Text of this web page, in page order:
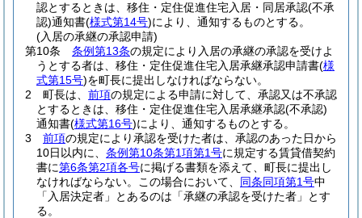
認とするときは、移住・定住促進住宅入居・同居承認(不承
認)通知書(様式第14号)により、通知するものとする。
(入居の承継の承認申請)
第10条
条例第13条の規定により入居の承継の承認を受けよ
うとする者は、移住・定住促進住宅入居承継承認申請書(様
式第15号)を町長に提出しなければならない。
2
町長は、 前項の規定による申請に対して、承認又は不承認
とするときは、移住・定住促進住宅入居承継承認(不承認)
通知書(様式第16号)により、通知するものとする。
3
前項の規定により承認を受けた者は、承認のあった日から
10日以内に、 条例第10条第1項第1号に規定する賃貸借契約
書に第6条第2項各号に掲げる書類を添えて、町長に提出し
なければならない。
この場合において、 同条同項第1号中
「入居決定者」とあるのは「承継の承認を受けた者」とす
る。